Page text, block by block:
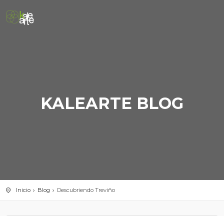
KALEARTE BLOG
Inicio Blog Descubriendo Treviño